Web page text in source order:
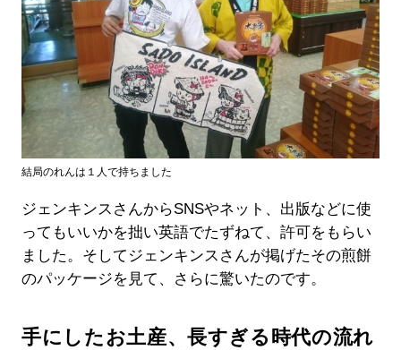
結局のれんは１人で持ちました
ジェンキンスさんからSNSやネット、出版などに使
ってもいいかを拙い英語でたずねて、許可をもらい
ました。そしてジェンキンスさんが掲げたその煎餅
のパッケージを見て、さらに驚いたのです。
手にしたお土産、長すぎる時代の流れ